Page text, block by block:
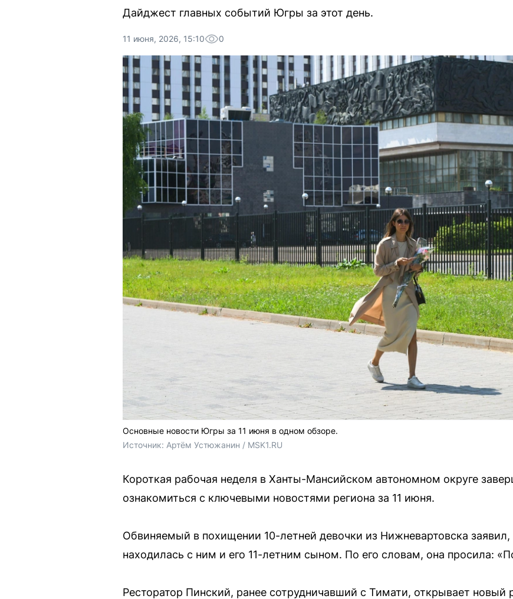
Дайджест главных событий Югры за этот день.
11 июня, 2026, 15:10 0
Основные новости Югры за 11 июня в одном обзоре.
Источник: Артём Устюжанин / MSK1.RU
Короткая рабочая неделя в Ханты-Мансийском автономном округе
ознакомиться с ключевыми новостями региона за 11 июня.
Обвиняемый в похищении 10-летней девочки из Нижневартовска
находилась с ним и его 11-летним сыном. По его словам, она просила:
Ресторатор Пинский, ранее сотрудничавший с Тимати, открывает новый